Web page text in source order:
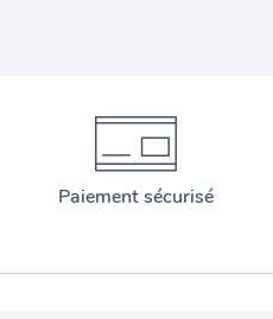
Paiement sécurisé